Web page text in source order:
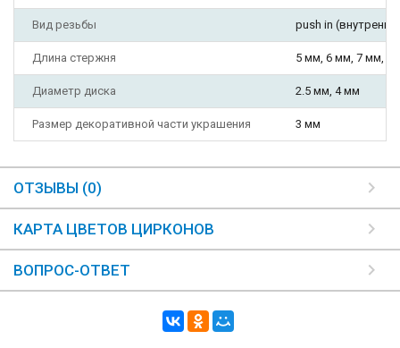
Вид резьбы push in
Длина стержня 5 мм, 6 мм, 7 мм, 8
Диаметр диска 2.5 мм, 4 мм
Размер декоративной части украшения 3 мм
ОТЗЫВЫ (0)
КАРТА ЦВЕТОВ ЦИРКОНОВ
ВОПРОС-ОТВЕТ